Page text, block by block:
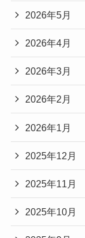
2026年5月
2026年4月
2026年3月
2026年2月
2026年1月
2025年12月
2025年11月
2025年10月